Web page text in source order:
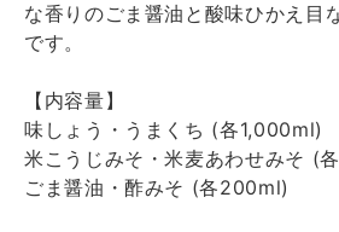
な香りのごま醤油と酸味ひかえ目
です。
【内容量】
味しょう・うまくち (各1,000ml)
米こうじみそ・米麦あわせみそ (
ごま醤油・酢みそ (各200ml)